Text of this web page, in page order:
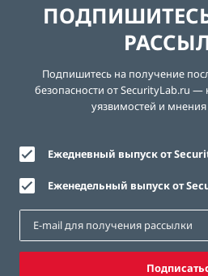
Подпишитесь на получение
безопасности от SecurityLab.ru —
уязвимостей и
Ежедневный выпуск от
Еженедельный выпуск от